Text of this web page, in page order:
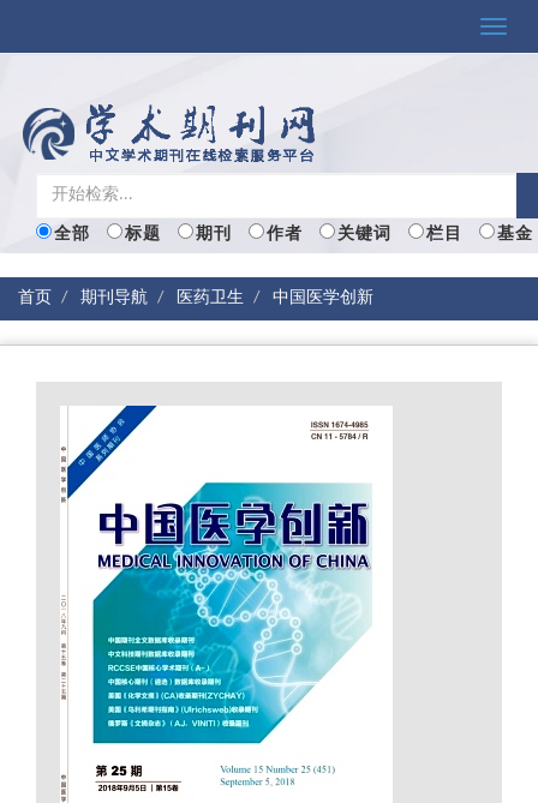
Toggle
全部 标题 期刊 作者 关键词 栏目 基金
首页 期刊导航 医药卫生 中国医学创新